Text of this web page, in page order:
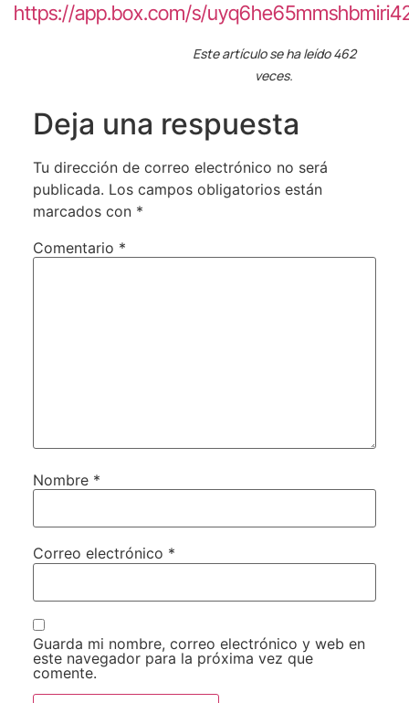
https://app.box.com/s/
Este artículo se ha leído 462
veces.
Deja una respuesta
Tu dirección de correo electrónico no será
publicada. Los campos obligatorios están
marcados con *
Comentario *
Nombre *
Correo electrónico *
Guarda mi nombre, correo electrónico y web en
este navegador para la próxima vez que
comente.